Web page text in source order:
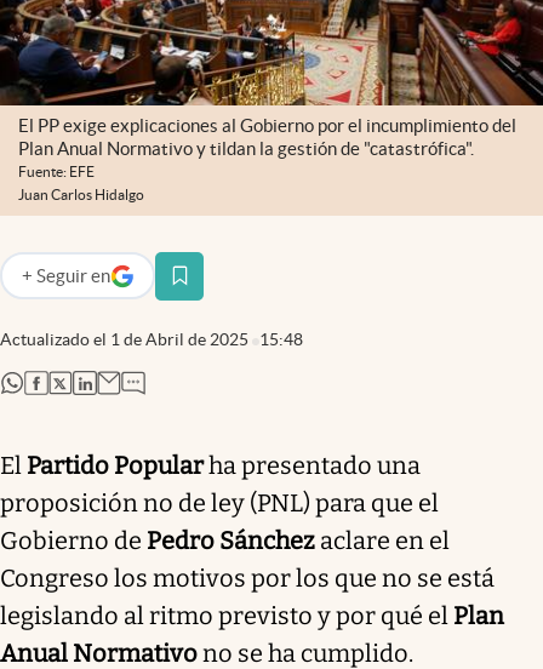
El PP exige explicaciones al Gobierno por el incumplimiento del
Plan Anual Normativo y tildan la gestión de "catastrófica".
Fuente: EFE
Juan Carlos Hidalgo
Actualizado el 1 de Abril de 2025 15:48
+ Seguir en
abre en nueva pestaña
abre en nueva pestaña
abre en nueva pestaña
abre en nueva pestaña
abre en nueva pestaña
El Partido Popularha presentado una
proposición no de ley (PNL) para que el
Gobierno de Pedro Sánchez aclare en el
Congreso los motivos por los que no se está
legislando al ritmo previsto y por qué el Plan
Anual Normativono se ha cumplido.